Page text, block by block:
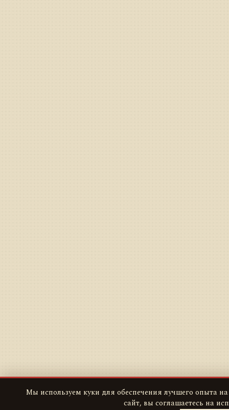
Мы используем куки для обеспечения лучшего опыта
сайт, вы соглашаетесь на